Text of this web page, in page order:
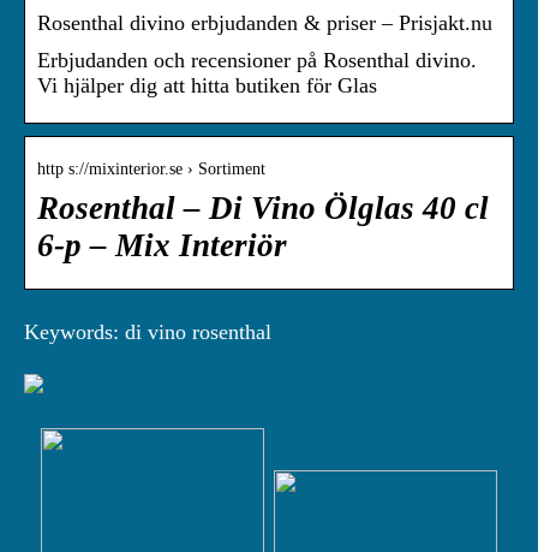
Rosenthal divino erbjudanden & priser – Prisjakt.nu
Erbjudanden och recensioner på Rosenthal divino.
Vi hjälper dig att hitta butiken för Glas
http s://mixinterior.se › Sortiment
Rosenthal – Di Vino Ölglas 40 cl
6-p – Mix Interiör
Keywords: di vino rosenthal